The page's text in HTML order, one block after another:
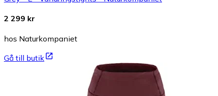
2 299 kr
hos Naturkompaniet
Gå till butik